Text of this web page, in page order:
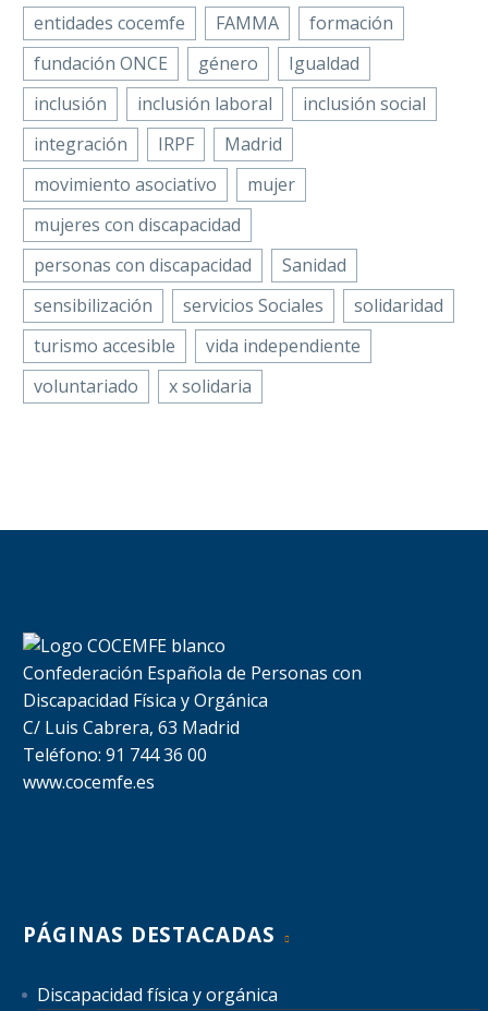
entidades cocemfe
FAMMA
formación
fundación ONCE
género
Igualdad
inclusión
inclusión laboral
inclusión social
integración
IRPF
Madrid
movimiento asociativo
mujer
mujeres con discapacidad
personas con discapacidad
Sanidad
sensibilización
servicios Sociales
solidaridad
turismo accesible
vida independiente
voluntariado
x solidaria
Confederación Española de Personas con
Discapacidad Física y Orgánica
C/ Luis Cabrera, 63 Madrid
Teléfono: 91 744 36 00
www.cocemfe.es
PÁGINAS DESTACADAS
Discapacidad física y orgánica